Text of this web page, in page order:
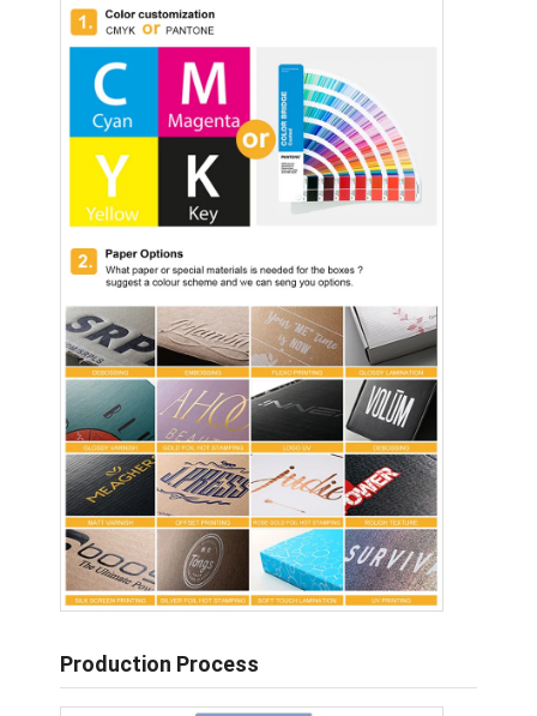
Production Process